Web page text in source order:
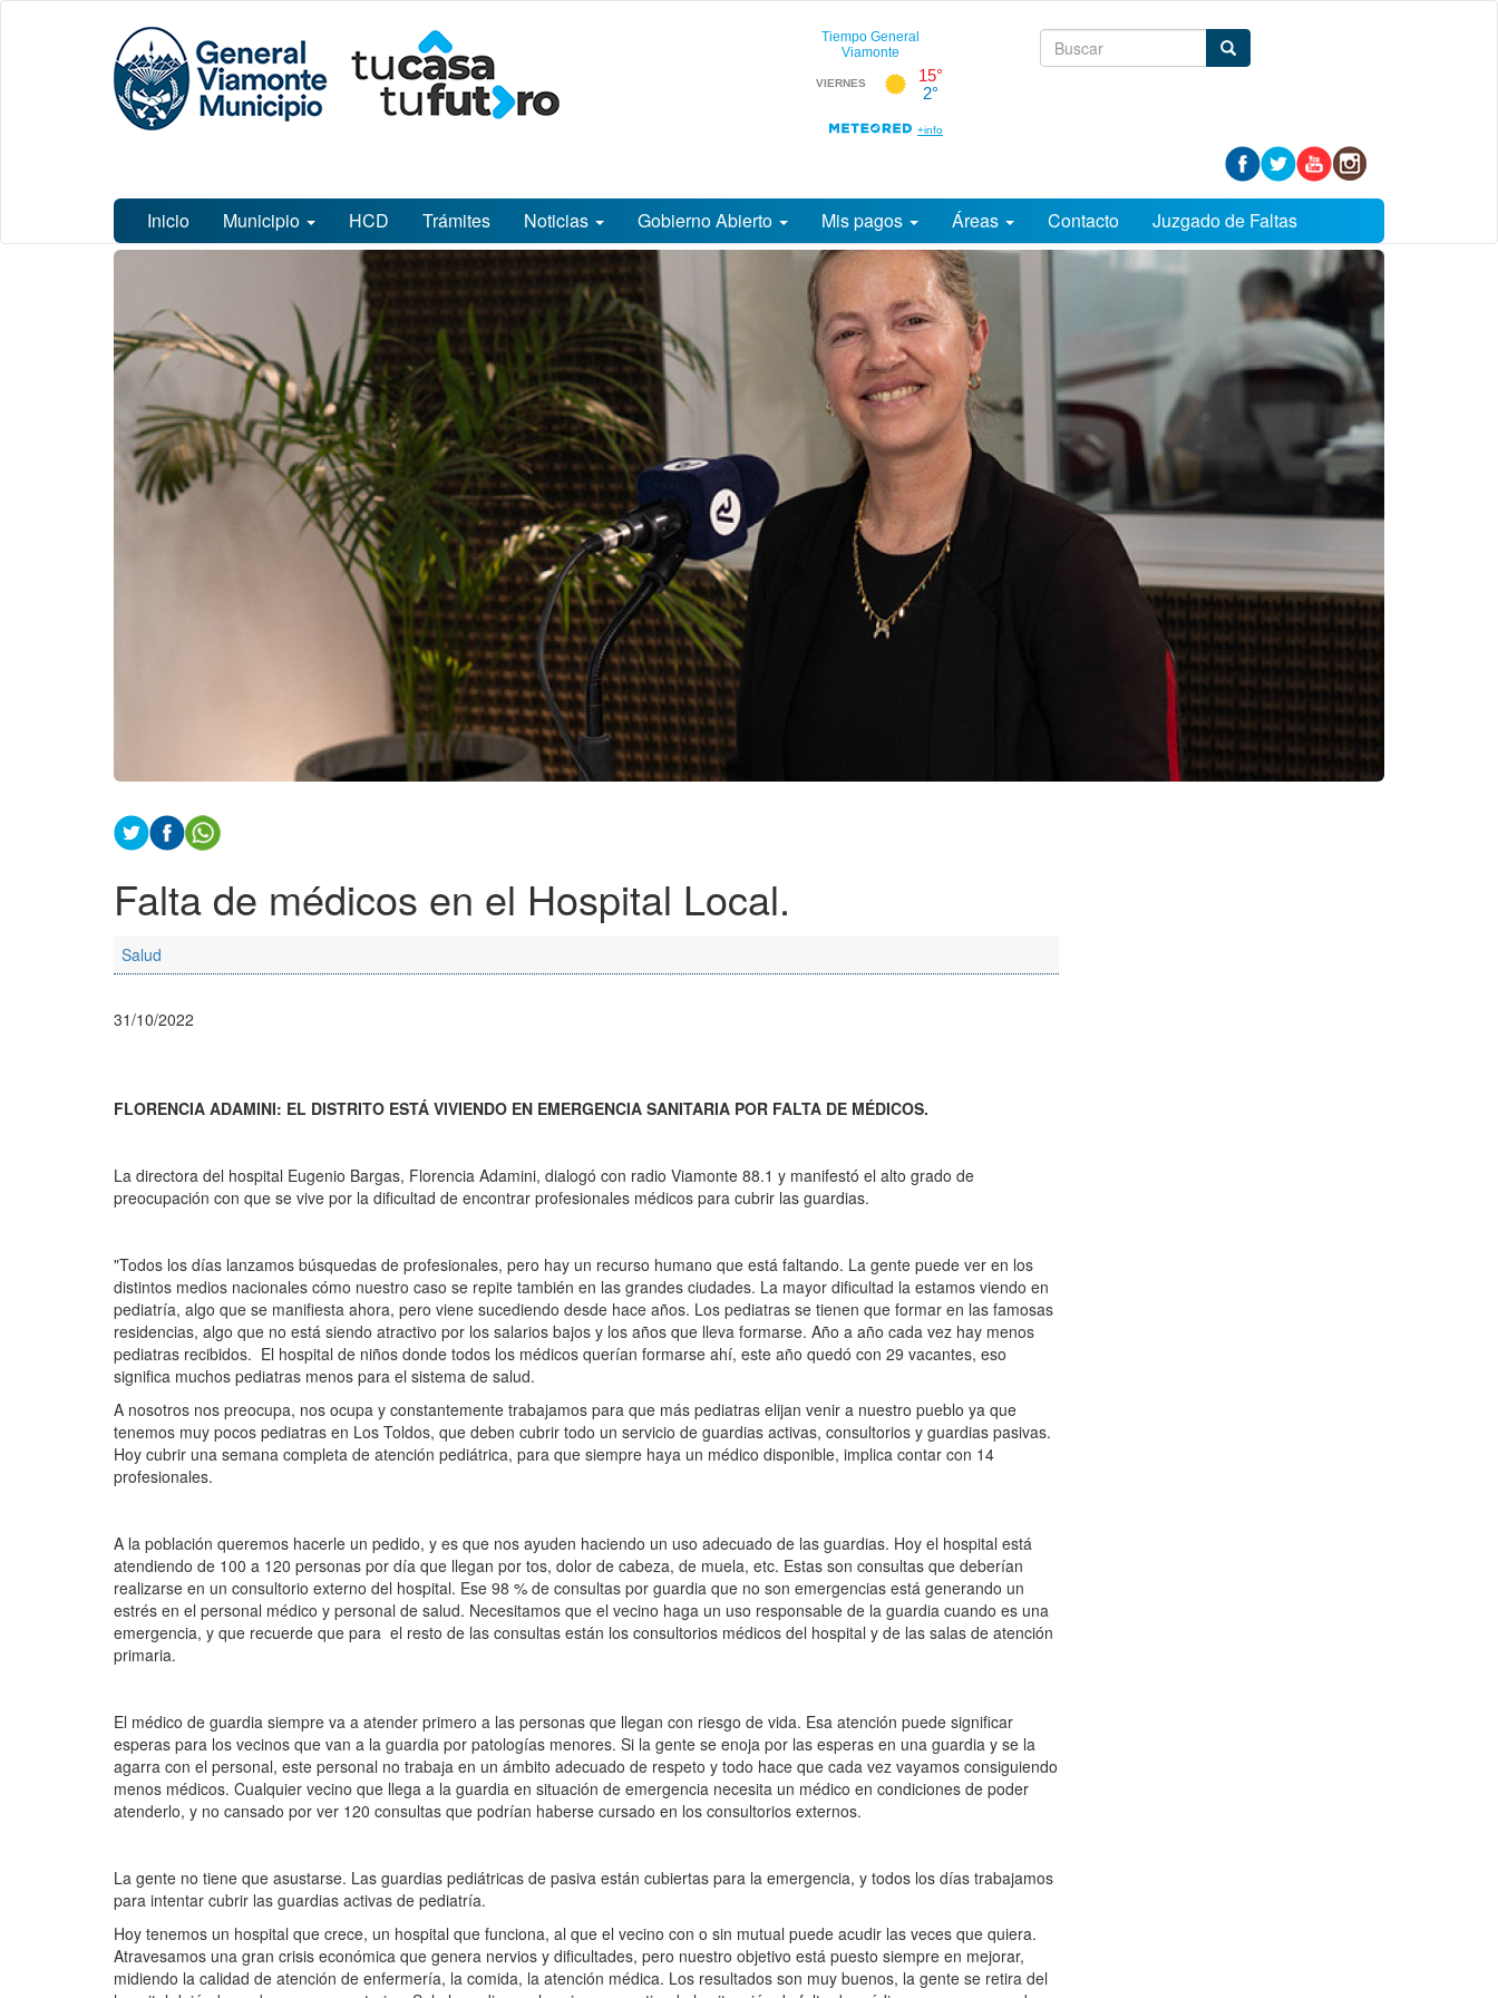
Municipalidad
de General
Viamonte
Formulario
Inicio Municipio HCD Trámites Noticias Gobierno Abierto Mis pagos Áreas Contacto Juzgado de Faltas
Contenido
principal
Falta de médicos en el Hospital Local.
Salud
31/10/2022
FLORENCIA ADAMINI: EL DISTRITO ESTÁ VIVIENDO EN EMERGENCIA SANITARIA POR FALTA DE MÉDICOS.
La directora del hospital Eugenio Bargas, Florencia Adamini, dialogó con radio Viamonte 88.1 y manifestó el alto grado de
preocupación con que se vive por la dificultad de encontrar profesionales médicos para cubrir las guardias.
"Todos los días lanzamos búsquedas de profesionales, pero hay un recurso humano que está faltando. La gente puede ver en los
distintos medios nacionales cómo nuestro caso se repite también en las grandes ciudades. La mayor dificultad la estamos viendo en
pediatría, algo que se manifiesta ahora, pero viene sucediendo desde hace años. Los pediatras se tienen que formar en las famosas
residencias, algo que no está siendo atractivo por los salarios bajos y los años que lleva formarse. Año a año cada vez hay menos
pediatras recibidos. El hospital de niños donde todos los médicos querían formarse ahí, este año quedó con 29 vacantes, eso
significa muchos pediatras menos para el sistema de salud.
A nosotros nos preocupa, nos ocupa y constantemente trabajamos para que más pediatras elijan venir a nuestro pueblo ya que
tenemos muy pocos pediatras en Los Toldos, que deben cubrir todo un servicio de guardias activas, consultorios y guardias pasivas.
Hoy cubrir una semana completa de atención pediátrica, para que siempre haya un médico disponible, implica contar con 14
profesionales.
A la población queremos hacerle un pedido, y es que nos ayuden haciendo un uso adecuado de las guardias. Hoy el hospital está
atendiendo de 100 a 120 personas por día que llegan por tos, dolor de cabeza, de muela, etc. Estas son consultas que deberían
realizarse en un consultorio externo del hospital. Ese 98 % de consultas por guardia que no son emergencias está generando un
estrés en el personal médico y personal de salud. Necesitamos que el vecino haga un uso responsable de la guardia cuando es una
emergencia, y que recuerde que para el resto de las consultas están los consultorios médicos del hospital y de las salas de atención
primaria.
El médico de guardia siempre va a atender primero a las personas que llegan con riesgo de vida. Esa atención puede significar
esperas para los vecinos que van a la guardia por patologías menores. Si la gente se enoja por las esperas en una guardia y se la
agarra con el personal, este personal no trabaja en un ámbito adecuado de respeto y todo hace que cada vez vayamos consiguiendo
menos médicos. Cualquier vecino que llega a la guardia en situación de emergencia necesita un médico en condiciones de poder
atenderlo, y no cansado por ver 120 consultas que podrían haberse cursado en los consultorios externos.
La gente no tiene que asustarse. Las guardias pediátricas de pasiva están cubiertas para la emergencia, y todos los días trabajamos
para intentar cubrir las guardias activas de pediatría.
Hoy tenemos un hospital que crece, un hospital que funciona, al que el vecino con o sin mutual puede acudir las veces que quiera.
Atravesamos una gran crisis económica que genera nervios y dificultades, pero nuestro objetivo está puesto siempre en mejorar,
midiendo la calidad de atención de enfermería, la comida, la atención médica. Los resultados son muy buenos, la gente se retira del